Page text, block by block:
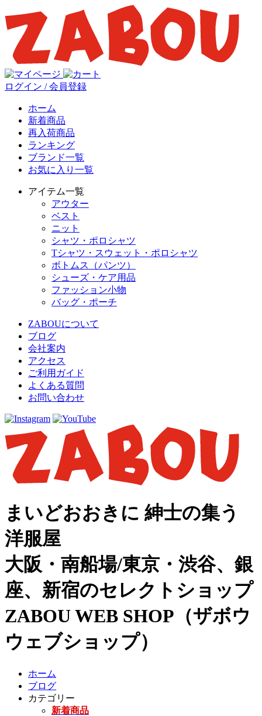
ログイン / 会員登録
ホーム
新着商品
再入荷商品
ランキング
ブランド一覧
お気に入り一覧
アイテム一覧
アウター
ベスト
ニット
シャツ・ポロシャツ
Tシャツ・スウェット・ポロシャツ
ボトムス（パンツ）
シューズ・ケア用品
ファッション小物
バッグ・ポーチ
ZABOUについて
ブログ
会社案内
アクセス
ご利用ガイド
よくある質問
お問い合わせ
まいどおおきに 紳士の集う
洋服屋
大阪・南船場/東京・渋谷、銀
座、新宿のセレクトショップ
ZABOU WEB SHOP（ザボウ
ウェブショップ）
ホーム
ブログ
カテゴリー
新着商品